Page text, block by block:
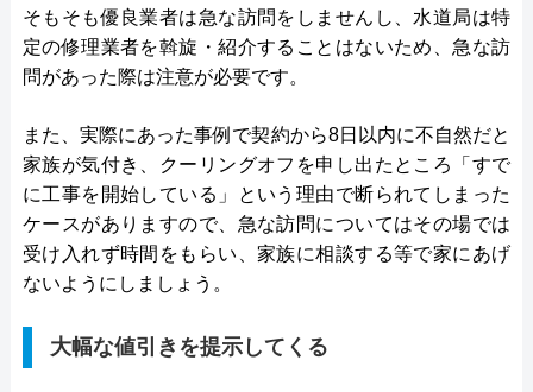
そもそも優良業者は急な訪問をしませんし、水道局は特
定の修理業者を斡旋・紹介することはないため、急な訪
問があった際は注意が必要です。
また、実際にあった事例で契約から8日以内に不自然だと
家族が気付き、クーリングオフを申し出たところ「すで
に工事を開始している」という理由で断られてしまった
ケースがありますので、急な訪問についてはその場では
受け入れず時間をもらい、家族に相談する等で家にあげ
ないようにしましょう。
大幅な値引きを提示してくる